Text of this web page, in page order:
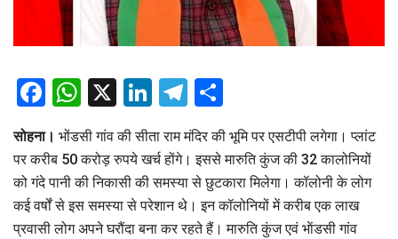
Facebook
WhatsApp
X LinkedIn
Telegram
सोहना। भोंडसी गांव की सीता राम मंदिर की भूमि पर एसटीपी लगेगा। प्लांट
पर करीब 50 करोड़ रुपये खर्च होंगे। इससे मारुति कुंज की 32 कालोनियों
को गंदे पानी की निकासी की समस्या से छुटकारा मिलेगा। कॉलोनी के लोग
कई वर्षों से इस समस्या से परेशान थे। इन कॉलोनियों में करीब एक लाख
प्रवासी लोग अपने घरौंदा बना कर रहते हैं। मारुति कुंज एवं भाेंडसी गांव